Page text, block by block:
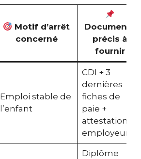
Motif d’arrêt
concerné
Documents
précis à
fournir
Emploi stable de
l’enfant
CDI + 3
dernières
fiches de
paie +
attestation
employeur
Diplôme